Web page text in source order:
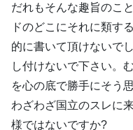
だれもそんな趣旨のこ
ドのどこにそれに類す
的に書いて頂けないで
し付けないで下さい。
を心の底で勝手にそう
わざわざ国立のスレに
様ではないですか?